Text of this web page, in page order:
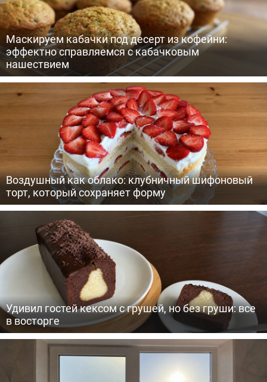
Маскируем кабачки под десерт из кофейни:
эффектно справляемся с кабачковым
нашествием
Воздушный как облако: клубничный шифоновый
торт, который сохраняет форму
Удивил гостей кексом с грушей, но без груши: все
в восторге